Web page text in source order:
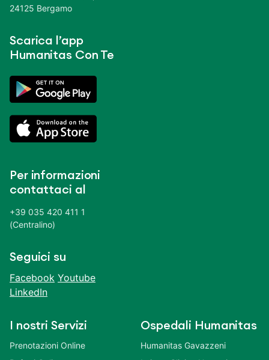
24125 Bergamo
Scarica l’app
Humanitas Con Te
Per informazioni
contattaci al
+39 035 420 411 1
(Centralino)
Seguici su
Facebook Youtube
LinkedIn
I nostri Servizi
Prenotazioni Online
Ospedali Humanitas
Humanitas Gavazzeni